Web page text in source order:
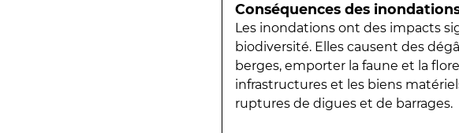
Conséquences des
Les inondations ont des impacts
biodiversité. Elles causent des
berges, emporter la faune et la
infrastructures et les biens
ruptures de digues et de barrages.